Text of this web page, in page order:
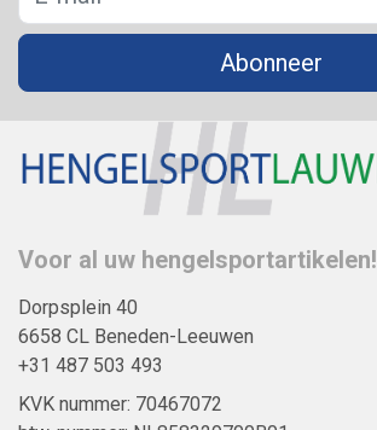
Abonneer
Voor al uw hengelsportartikelen!
Dorpsplein 40
6658 CL Beneden-Leeuwen
+31 487 503 493
KVK nummer: 70467072